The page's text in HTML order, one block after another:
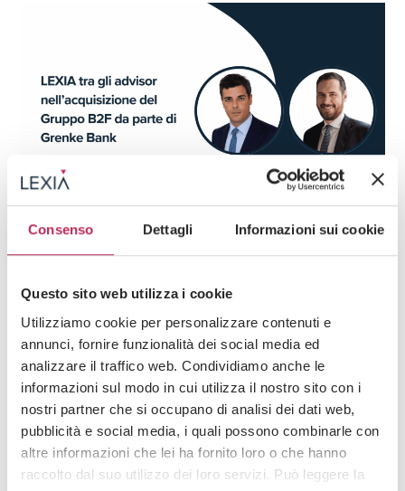
Consenso Dettagli Informazioni sui cookie
Questo sito web utilizza i cookie
Utilizziamo cookie per personalizzare contenuti e
annunci, fornire funzionalità dei social media ed
analizzare il traffico web. Condividiamo anche le
informazioni sul modo in cui utilizza il nostro sito con i
nostri partner che si occupano di analisi dei dati web,
pubblicità e social media, i quali possono combinarle con
altre informazioni che lei ha fornito loro o che hanno
raccolto dal suo utilizzo dei loro servizi. Può leggere la
PressDiritto societario, M&A, Venture Capital
LEXIA tra gli advisor nell’acquisizione del
Gruppo B2F da parte di Grenke Bank